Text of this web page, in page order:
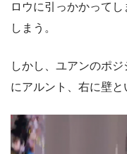
ロウに引っかかって
しまう。
しかし、ユアンのポ
にアルント、右に壁と